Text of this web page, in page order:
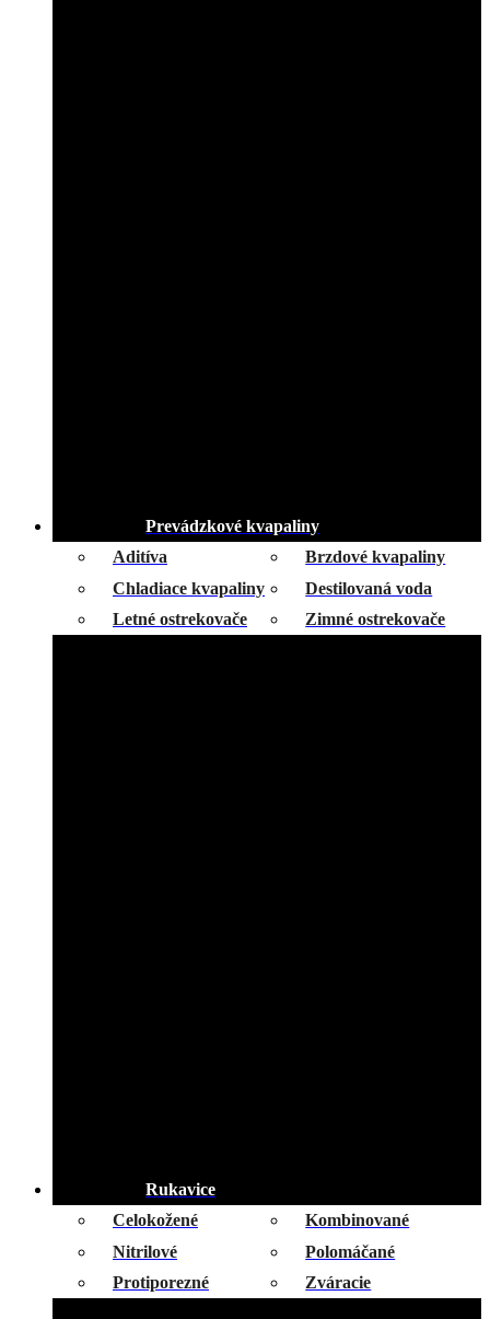
Prevádzkové kvapaliny
Aditíva
Brzdové kvapaliny
Chladiace kvapaliny
Destilovaná voda
Letné ostrekovače
Zimné ostrekovače
Rukavice
Celokožené
Kombinované
Nitrilové
Polomáčané
Protiporezné
Zváracie